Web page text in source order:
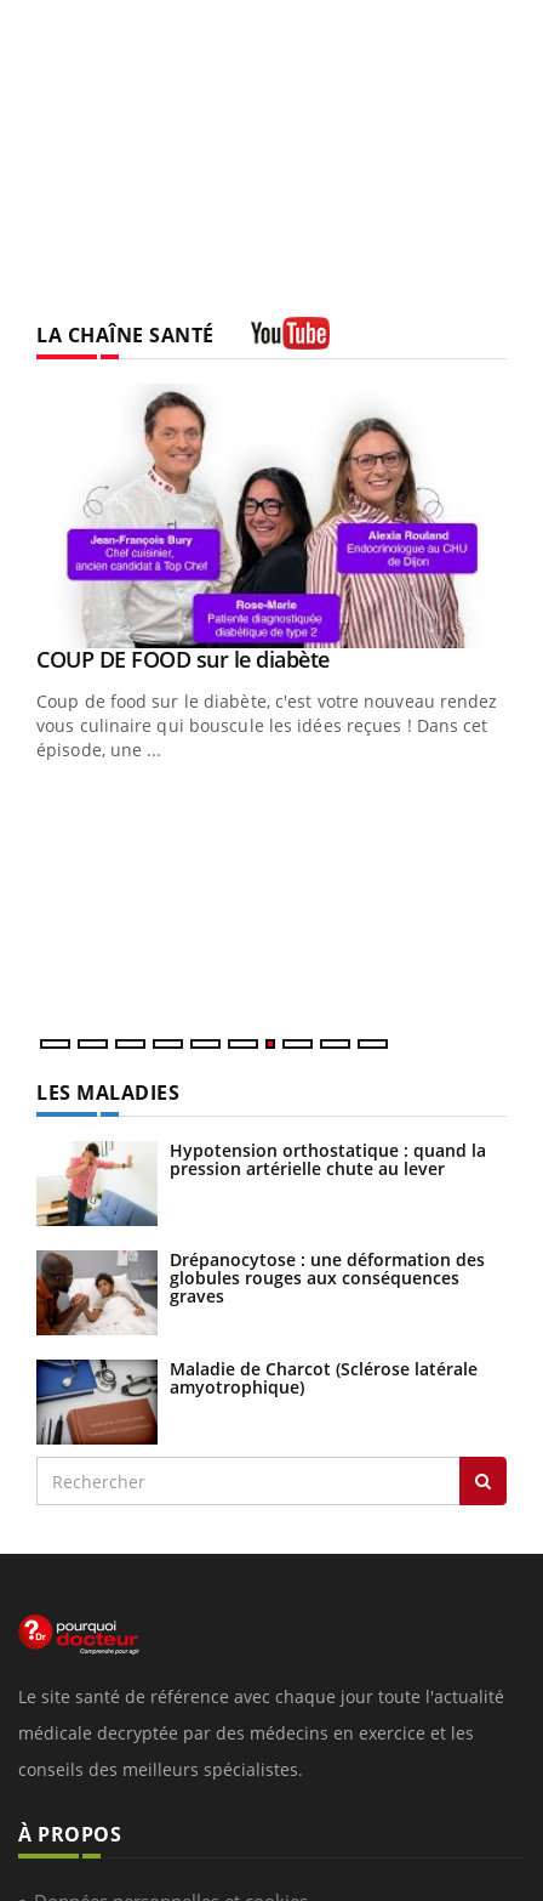
LA CHAÎNE SANTÉ
Youtube
COUP DE FOOD sur le diabèteYoutube
Coup de food sur le diabète, c'est votre nouveau rendez-
vous culinaire qui bouscule les idées reçues ! Dans cet
épisode, une ...
LES MALADIES
Hypotension orthostatique : quand la
pression artérielle chute au lever
Drépanocytose : une déformation des
globules rouges aux conséquences
graves
Maladie de Charcot (Sclérose latérale
amyotrophique)
Le site santé de référence avec chaque jour toute l'actualité
médicale decryptée par des médecins en exercice et les
conseils des meilleurs spécialistes.
À PROPOS